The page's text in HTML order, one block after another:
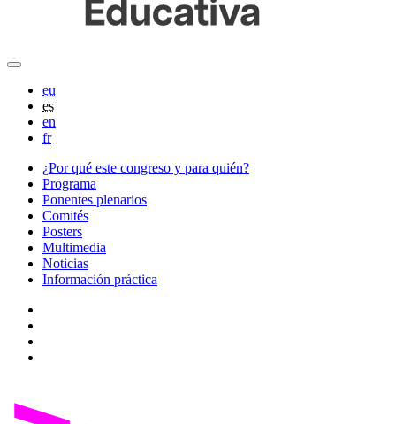
eu
es
en
fr
¿Por qué este congreso y para quién?
Programa
Ponentes plenarios
Comités
Posters
Multimedia
Noticias
Información práctica